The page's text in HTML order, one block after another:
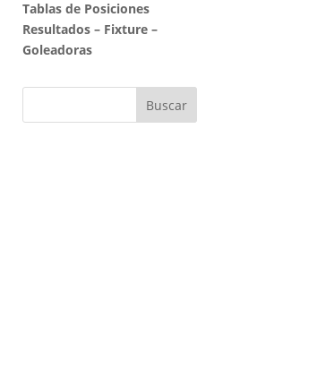
Tablas de Posiciones
Resultados – Fixture –
Goleadoras